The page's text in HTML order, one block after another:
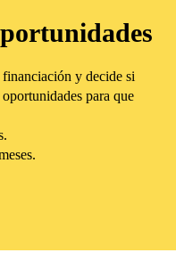
financiación y decide si
para que